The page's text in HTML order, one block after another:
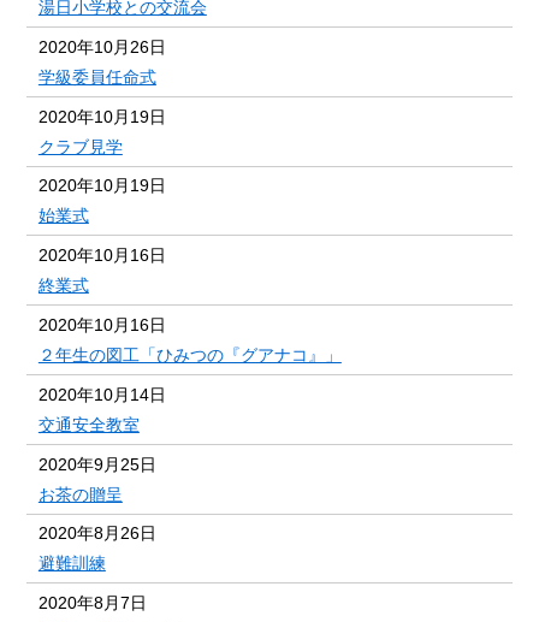
湯日小学校との交流会
2020年10月26日
学級委員任命式
2020年10月19日
クラブ見学
2020年10月19日
始業式
2020年10月16日
終業式
2020年10月16日
２年生の図工「ひみつの『グアナコ』」
2020年10月14日
交通安全教室
2020年9月25日
お茶の贈呈
2020年8月26日
避難訓練
2020年8月7日